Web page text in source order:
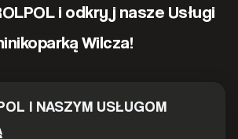
i odkryj nasze Usługi
Wilcza!
I NASZYM USŁUGOM